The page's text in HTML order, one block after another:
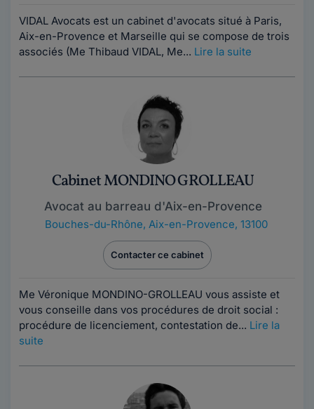
VIDAL Avocats est un cabinet d'avocats situé à Paris,
Aix-en-Provence et Marseille qui se compose de trois
associés (Me Thibaud VIDAL, Me... Lire la suite
Cabinet MONDINO GROLLEAU
Avocat au barreau d'Aix-en-Provence
Bouches-du-Rhône, Aix-en-Provence, 13100
Contacter ce cabinet
Me Véronique MONDINO-GROLLEAU vous assiste et
vous conseille dans vos procédures de droit social :
procédure de licenciement, contestation de... Lire la
suite